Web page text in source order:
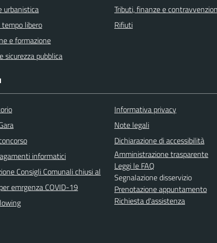
urbanistica
libero
e formazione
sicurezza pubblica
Tributi, finanze e
Rifiuti
informatici
Consigli Comunali chiusi al
emrgenza COVID-19
Informativa privacy
Note legali
Dichiarazione di accessibilità
Amministrazione trasparente
Leggi le FAQ
Segnalazione disservizio
Prenotazione appuntamento
Richiesta d'assistenza